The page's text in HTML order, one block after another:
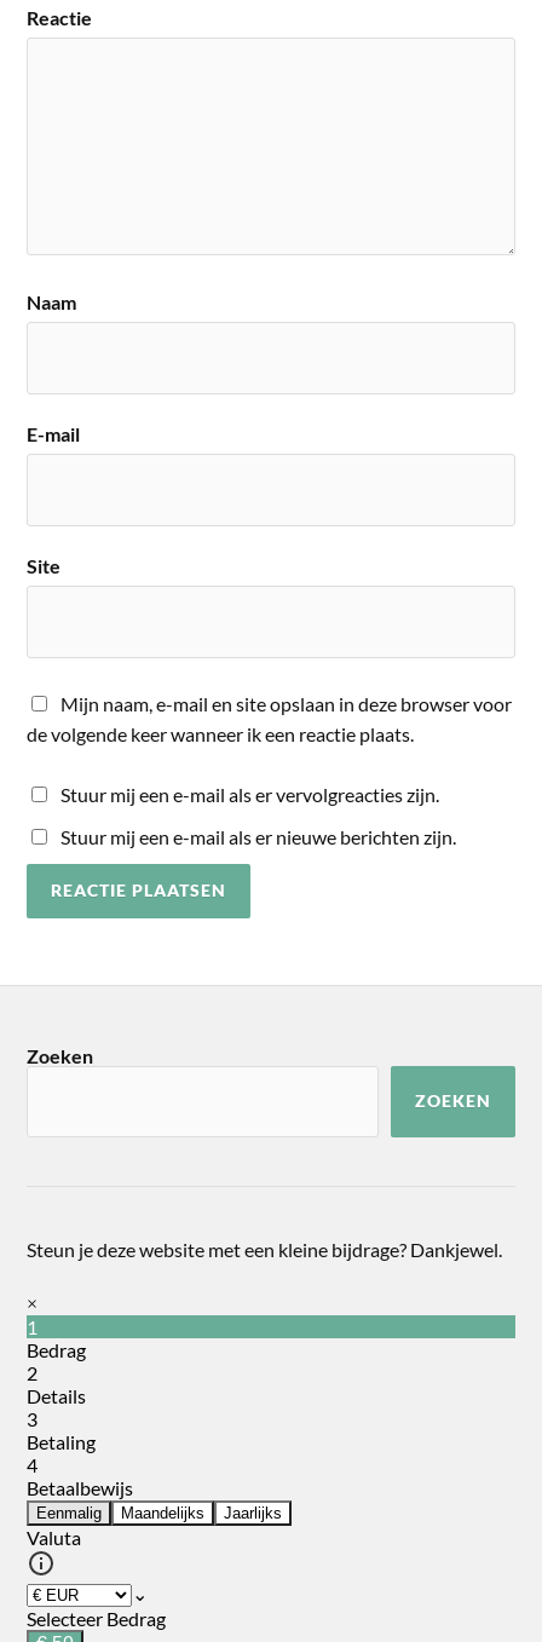
Reactie
Naam
E-mail
Site
Mijn naam, e-mail en site opslaan in deze browser voor
de volgende keer wanneer ik een reactie plaats.
Stuur mij een e-mail als er vervolgreacties zijn.
Stuur mij een e-mail als er nieuwe berichten zijn.
Zoeken
ZOEKEN
Steun je deze website met een kleine bijdrage? Dankjewel.